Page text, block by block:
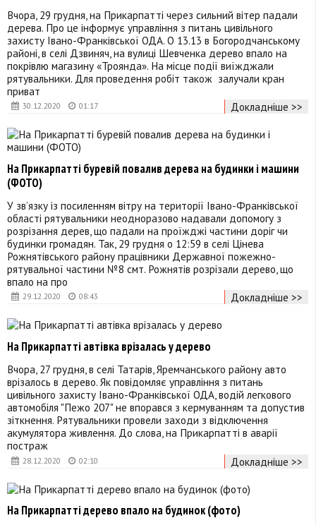
30.12.2020 01:17
Вчора, 29 грудня, на Прикарпатті через сильний вітер падали
дерева. Про це інформує управління з питань цивільного
захисту Івано-Франківської ОДА. О 13.13 в Богородчанському
районі, в селі Дзвиняч, на вулиці Шевченка дерево впало на
покрівлю магазину «Троянда». На місце події виїжджали
рятувальники. Для проведення робіт також залучали кран
приват
Докладніше >>
29.12.2020 08:43
На Прикарпатті буревій повалив дерева на будинки і машини
(ФОТО)
У зв’язку із посиленням вітру на території Івано-Франківської
області рятувальники неодноразово надавали допомогу з
розрізання дерев, що падали на проїжджі частини доріг чи
будинки громадян. Так, 29 грудня о 12:59 в селі Цінева
Рожнятівського району працівники Державної пожежно-
рятувальної частини №8 смт. Рожнятів розрізали дерево, що
впало на про
Докладніше >>
28.12.2020 02:10
На Прикарпатті автівка врізалась у дерево
Вчора, 27 грудня, в селі Татарів, Яремчанського району авто
врізалось в дерево. Як повідомляє управління з питань
цивільного захисту Івано-Франківської ОДА, водій легкового
автомобіля "Пежо 207" не впорався з кермуванням та допустив
зіткнення. Рятувальники провели заходи з відключення
акумулятора живлення. До слова, на Прикарпатті в аварії
постраж
Докладніше >>
На Прикарпатті дерево впало на будинок (фото)